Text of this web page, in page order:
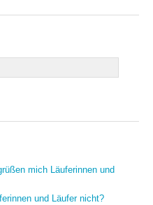
mich Läuferinnen und
und Läufer nicht?